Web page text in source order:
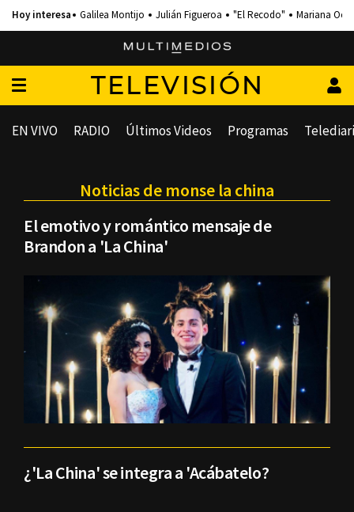
Galilea Montijo Julián Figueroa "El Recodo" Mariana
TELEVISIÓN
EN VIVO RADIO Últimos Videos Programas
Noticias de monse la china
El emotivo y romántico mensaje de
Brandon a 'La China'
¿'La China' se integra a 'Acábatelo?